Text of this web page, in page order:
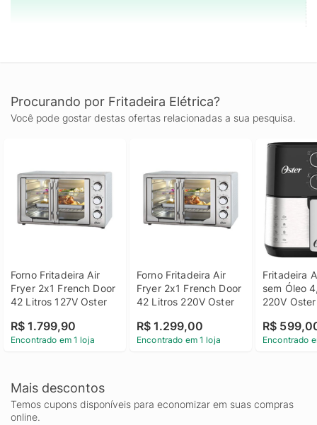
Procurando por Fritadeira Elétrica?
Você pode gostar destas ofertas relacionadas a sua pesquisa.
Forno Fritadeira Air
Fryer 2x1 French Door
42 Litros 127V Oster
R$ 1.799,90
Encontrado em 1 loja
Forno Fritadeira Air
Fryer 2x1 French Door
42 Litros 220V Oster
R$ 1.299,00
Encontrado em 1 loja
Fritadeira
sem Óleo
220V Oster
R$
Encontrado
Mais descontos
Temos cupons disponíveis para economizar em suas compras
online.